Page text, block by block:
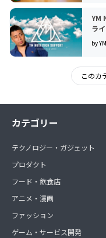
＜職歴＞
日本大学大学院 建築
等部の建築計画）
埼玉県庁都市計画部住
事発注、施工監理
ダイニングバー
ダイニングバー
株式会社コミュニティ
寧波和楽生健康諮詢有
ミュニティネットの中
合同会社結楽 商品開発
一般社団法人アウロ
一般財団法人なない
YM
ラ
by
このカ
カテゴリー
テクノロジー・ガジェット
プロダクト
フード・飲食店
アニメ・漫画
ファッション
ゲーム・サービス開発